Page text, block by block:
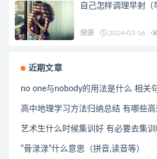
自己怎样调理早射（
健康 2024-03-16
近期文章
no one与nobody的用法是什么 相关
高中地理学习方法归纳总结 有哪些
艺术生什么时候集训好 有必要去集
“骨渌渌”什么意思（拼音,读音等）